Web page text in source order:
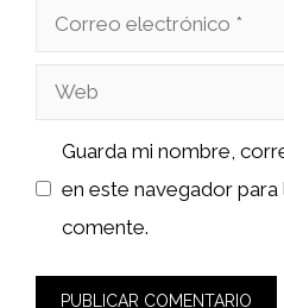
Correo
Web
Guarda mi nombre,
en este navegador
comente.